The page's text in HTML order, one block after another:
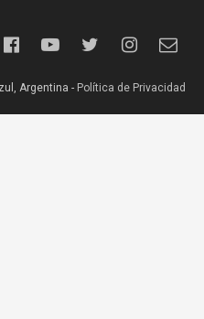
Argentina - Política de Privacidad